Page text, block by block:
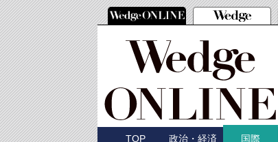
TOP 政治・経済 国際